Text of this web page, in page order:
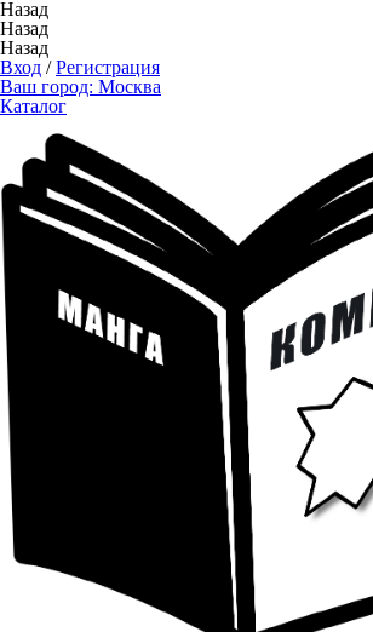
Назад
Назад
Назад
Вход /Регистрация
Ваш город: Москва
Каталог